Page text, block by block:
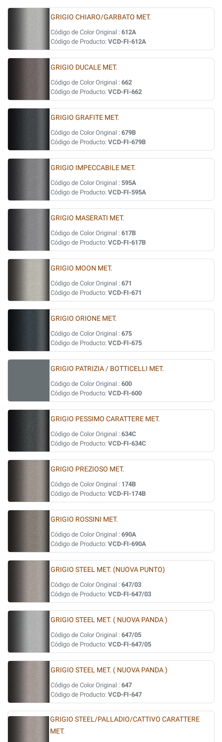
GRIGIO CHIARO/GARBATO MET.
Código de Color Original : 612A
Código de Producto: VCD-FI-612A
GRIGIO DUCALE MET.
Código de Color Original : 662
Código de Producto: VCD-FI-662
GRIGIO GRAFITE MET.
Código de Color Original : 679B
Código de Producto: VCD-FI-679B
GRIGIO IMPECCABILE MET.
Código de Color Original : 595A
Código de Producto: VCD-FI-595A
GRIGIO MASERATI MET.
Código de Color Original : 617B
Código de Producto: VCD-FI-617B
GRIGIO MOON MET.
Código de Color Original : 671
Código de Producto: VCD-FI-671
GRIGIO ORIONE MET.
Código de Color Original : 675
Código de Producto: VCD-FI-675
GRIGIO PATRIZIA / BOTTICELLI MET.
Código de Color Original : 600
Código de Producto: VCD-FI-600
GRIGIO PESSIMO CARATTERE MET.
Código de Color Original : 634C
Código de Producto: VCD-FI-634C
GRIGIO PREZIOSO MET.
Código de Color Original : 174B
Código de Producto: VCD-FI-174B
GRIGIO ROSSINI MET.
Código de Color Original : 690A
Código de Producto: VCD-FI-690A
GRIGIO STEEL MET. (NUOVA PUNTO)
Código de Color Original : 647/03
Código de Producto: VCD-FI-647/03
GRIGIO STEEL MET. ( NUOVA PANDA )
Código de Color Original : 647/05
Código de Producto: VCD-FI-647/05
GRIGIO STEEL MET. ( NUOVA PANDA )
Código de Color Original : 647
Código de Producto: VCD-FI-647
GRIGIO STEEL/PALLADIO/CATTIVO CARATTERE
MET.